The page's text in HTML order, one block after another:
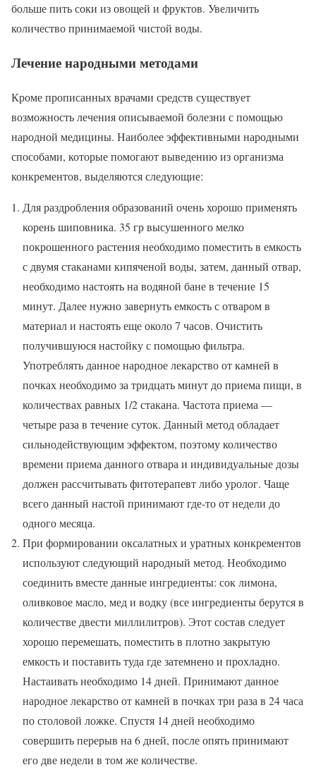
больше пить соки из овощей и фруктов. Увеличить
количество принимаемой чистой воды.
Лечение народными методами
Кроме прописанных врачами средств существует
возможность лечения описываемой болезни с помощью
народной медицины. Наиболее эффективными народными
способами, которые помогают выведению из организма
конкрементов, выделяются следующие:
Для раздробления образований очень хорошо применять
корень шиповника. 35 гр высушенного мелко
покрошенного растения необходимо поместить в емкость
с двумя стаканами кипяченой воды, затем, данный отвар,
необходимо настоять на водяной бане в течение 15
минут. Далее нужно завернуть емкость с отваром в
материал и настоять еще около 7 часов. Очистить
получившуюся настойку с помощью фильтра.
Употреблять данное народное лекарство от камней в
почках необходимо за тридцать минут до приема пищи, в
количествах равных 1/2 стакана. Частота приема —
четыре раза в течение суток. Данный метод обладает
сильнодействующим эффектом, поэтому количество
времени приема данного отвара и индивидуальные дозы
должен рассчитывать фитотерапевт либо уролог. Чаще
всего данный настой принимают где-то от недели до
одного месяца.
При формировании оксалатных и уратных конкрементов
используют следующий народный метод. Необходимо
соединить вместе данные ингредиенты: сок лимона,
оливковое масло, мед и водку (все ингредиенты берутся в
количестве двести миллилитров). Этот состав следует
хорошо перемешать, поместить в плотно закрытую
емкость и поставить туда где затемнено и прохладно.
Настаивать необходимо 14 дней. Принимают данное
народное лекарство от камней в почках три раза в 24 часа
по столовой ложке. Спустя 14 дней необходимо
совершить перерыв на 6 дней, после опять принимают
его две недели в том же количестве.